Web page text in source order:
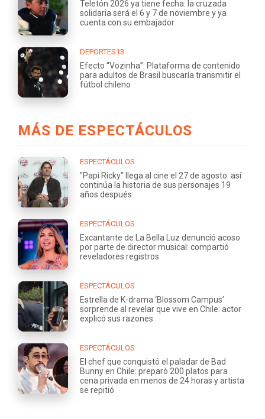
Teletón 2026 ya tiene fecha: la cruzada
solidaria será el 6 y 7 de noviembre y ya
cuenta con su embajador
DEPORTES13
Efecto “Vozinha”: Plataforma de contenido
para adultos de Brasil buscaría transmitir el
fútbol chileno
MÁS DE ESPECTÁCULOS
ESPECTÁCULOS
"Papi Ricky" llega al cine el 27 de agosto: así
continúa la historia de sus personajes 19
años después
ESPECTÁCULOS
Excantante de La Bella Luz denunció acoso
por parte de director musical: compartió
reveladores registros
ESPECTÁCULOS
Estrella de K-drama ‘Blossom Campus’
sorprende al revelar que vive en Chile: actor
explicó sus razones
ESPECTÁCULOS
El chef que conquistó el paladar de Bad
Bunny en Chile: preparó 200 platos para
cena privada en menos de 24 horas y artista
se repitió